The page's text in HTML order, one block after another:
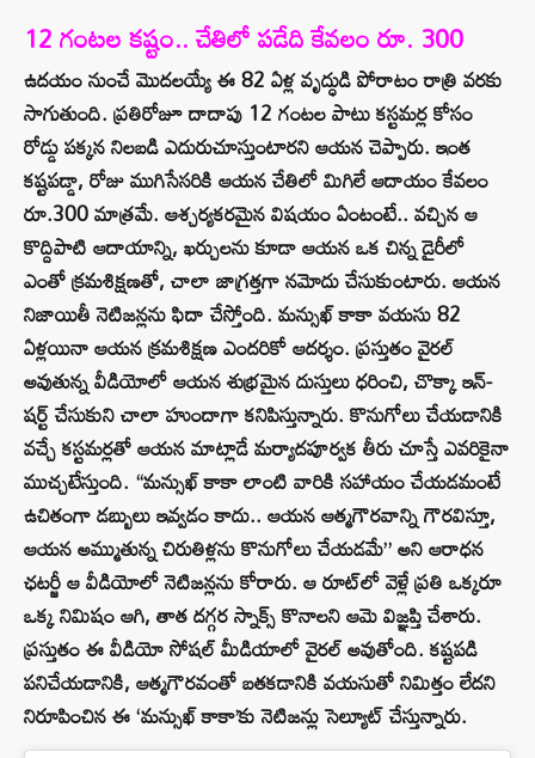
12 గంటల కష్టం.. చేతిలో పడేది కేవలం రూ. 300
ఉదయం నుంచే మొదలయ్యే ఈ 82 ఏళ్ల వృద్ధుడి పోరాటం రాత్రి వరకు
సాగుతుంది. ప్రతిరోజూ దాదాపు 12 గంటల పాటు కస్టమర్ల కోసం
రోడ్డు పక్కన నిలబడి ఎదురుచూస్తుంటారని ఆయన చెప్పారు. ఇంత
కష్టపడ్డా, రోజు ముగిసేసరికి ఆయన చేతిలో మిగిలే ఆదాయం కేవలం
రూ.300 మాత్రమే. ఆశ్చర్యకరమైన విషయం ఏంటంటే.. వచ్చిన ఆ
కొద్దిపాటి ఆదాయాన్ని, ఖర్చులను కూడా ఆయన ఒక చిన్న డైరీలో
ఎంతో క్రమశిక్షణతో, చాలా జాగ్రత్తగా నమోదు చేసుకుంటారు. ఆయన
నిజాయితీ నెటిజన్లను ఫిదా చేస్తోంది. మన్సుఖ్ కాకా వయసు 82
ఏళ్లయినా ఆయన క్రమశిక్షణ ఎందరికో ఆదర్శం. ప్రస్తుతం వైరల్
అవుతున్న వీడియోలో ఆయన శుభ్రమైన దుస్తులు ధరించి, చొక్కా ఇన్-
షర్ట్ చేసుకుని చాలా హుందాగా కనిపిస్తున్నారు. కొనుగోలు చేయడానికి
వచ్చే కస్టమర్లతో ఆయన మాట్లాడే మర్యాదపూర్వక తీరు చూస్తే ఎవరికైనా
ముచ్చటేస్తుంది. “మన్సుఖ్ కాకా లాంటి వారికి సహాయం చేయడమంటే
ఉచితంగా డబ్బులు ఇవ్వడం కాదు.. ఆయన ఆత్మగౌరవాన్ని గౌరవిస్తూ,
ఆయన అమ్ముతున్న చిరుతిళ్లను కొనుగోలు చేయడమే” అని ఆరాధన
ఛటర్జీ ఆ వీడియోలో నెటిజన్లను కోరారు. ఆ రూట్‌లో వెళ్లే ప్రతి ఒక్కరూ
ఒక్క నిమిషం ఆగి, తాత దగ్గర స్నాక్స్ కొనాలని ఆమె విజ్ఞప్తి చేశారు.
ప్రస్తుతం ఈ వీడియో సోషల్ మీడియాలో వైరల్ అవుతోంది. కష్టపడి
పనిచేయడానికి, ఆత్మగౌరవంతో బతకడానికి వయసుతో నిమిత్తం లేదని
నిరూపించిన ఈ ‘మన్సుఖ్ కాకా’కు నెటిజన్లు సెల్యూట్ చేస్తున్నారు.